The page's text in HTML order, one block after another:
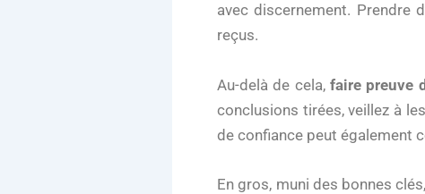
avec discernement. Prendre
reçus.
Au-delà de cela, faire preuve
conclusions tirées, veillez à
de confiance peut également
En gros, muni des bonnes